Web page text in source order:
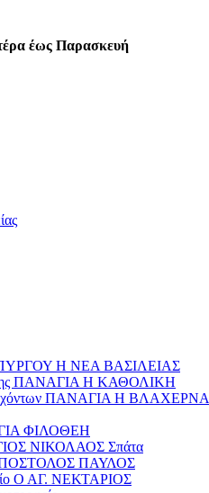
έως Παρασκευή
Η ΝΕΑ ΒΑΣΙΛΕΙΑΣ
ΠΑΝΑΓΙΑ Η ΚΑΘΟΛΙΚΗ
ΠΑΝΑΓΙΑ Η ΒΛΑΧΕΡΝΑ
ΦΙΛΟΘΕΗ
ΝΙΚΟΛΑΟΣ Σπάτα
ΑΠΟΣΤΟΛΟΣ ΠΑΥΛΟΣ
Ο ΑΓ. ΝΕΚΤΑΡΙΟΣ